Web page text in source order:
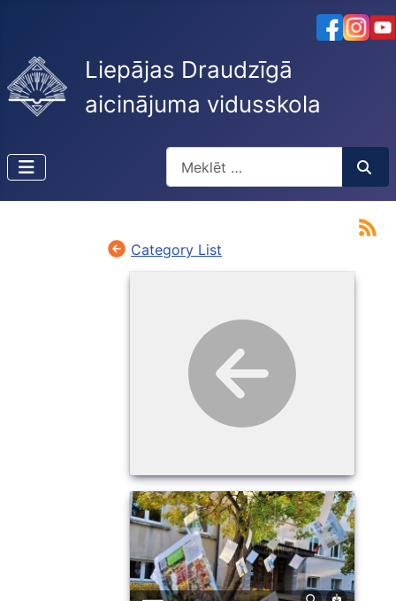
Liepājas Draudzīgā
aicinājuma vidusskola
Type 2 or more characters for
Category List